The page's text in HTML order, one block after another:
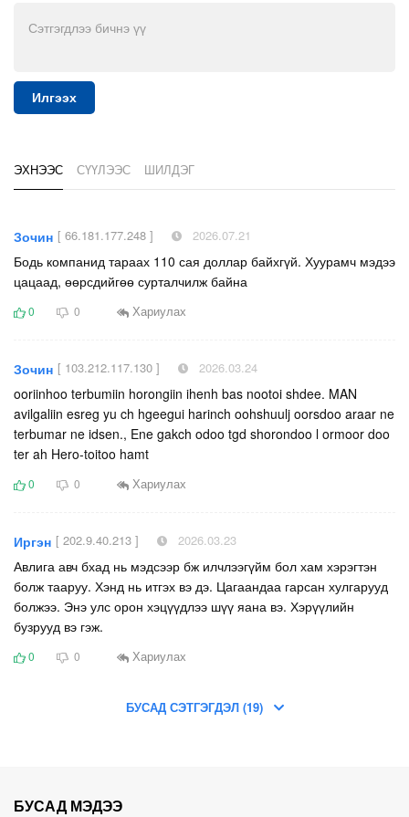
Илгээх
ЭХНЭЭС СҮҮЛЭЭС ШИЛДЭГ
Зочин [ 66.181.177.248 ] 2026.07.21
Бодь компанид тараах 110 сая доллар байхгүй. Хуурамч мэдээ
цацаад, өөрсдийгөө сурталчилж байна
0 0 Хариулах
Зочин [ 103.212.117.130 ] 2026.03.24
ooriinhoo terbumiin horongiin ihenh bas nootoi shdee. MAN
avilgaliin esreg yu ch hgeegui harinch oohshuulj oorsdoo araar ne
terbumar ne idsen., Ene gakch odoo tgd shorondoo l ormoor doo
ter ah Hero-toitoo hamt
0 0 Хариулах
Иргэн [ 202.9.40.213 ] 2026.03.23
Авлига авч бхад нь мэдсээр бж илчлээгүйм бол хам хэрэгтэн
болж тааруу. Хэнд нь итгэх вэ дэ. Цагаандаа гарсан хулгарууд
болжээ. Энэ улс орон хэцүүдлээ шүү яана вэ. Хэрүүлийн
бузрууд вэ гэж.
0 0 Хариулах
БУСАД СЭТГЭГДЭЛ (19)
БУСАД МЭДЭЭ